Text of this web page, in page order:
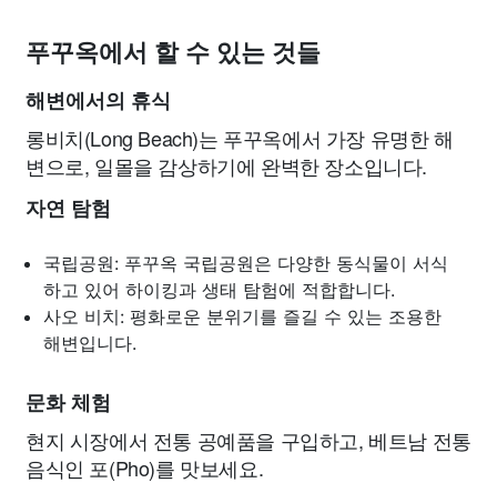
푸꾸옥에서 할 수 있는 것들
해변에서의 휴식
롱비치(Long Beach)는 푸꾸옥에서 가장 유명한 해
변으로, 일몰을 감상하기에 완벽한 장소입니다.
자연 탐험
국립공원: 푸꾸옥 국립공원은 다양한 동식물이 서식
하고 있어 하이킹과 생태 탐험에 적합합니다.
사오 비치: 평화로운 분위기를 즐길 수 있는 조용한
해변입니다.
문화 체험
현지 시장에서 전통 공예품을 구입하고, 베트남 전통
음식인 포(Pho)를 맛보세요.